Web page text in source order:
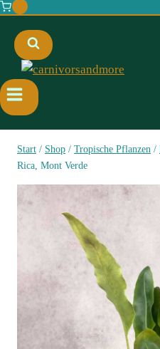
Start / Shop / Tropische Pflanzen /
Rica, Mont Verde